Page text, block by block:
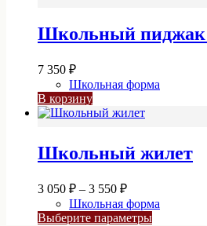
250 ₽вариаций.
на
Школьный пиджак
7 350 ₽
Школьная форма
В корзину
Школьный жилет
3 050 ₽ – 3 550 ₽Диапазон
цен:
3
Школьная форма
Выберите параметрыЭтот